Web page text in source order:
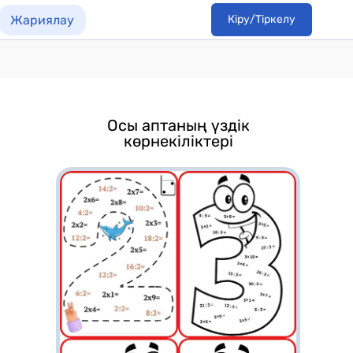
Жариялау Кіру/Тіркелу
Осы аптаның үздік
көрнекіліктері